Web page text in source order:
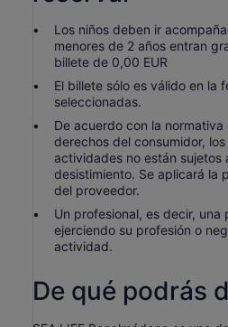
Los niños deben ir
menores de 2 años entran
billete de 0,00 EUR
El billete sólo es válido en la
seleccionadas.
De acuerdo con la normativa
derechos del consumidor,
actividades no están sujetos
desistimiento. Se aplicará la
del proveedor.
Un profesional, es decir, una
ejerciendo su profesión o
actividad.
De qué podrás